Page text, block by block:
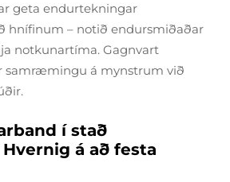
geta endurtekningar
hnífinum – notið endursmiðaðar
notkunartíma. Gagnvart
samræmingu á mynstrum við
í stað
á að festa